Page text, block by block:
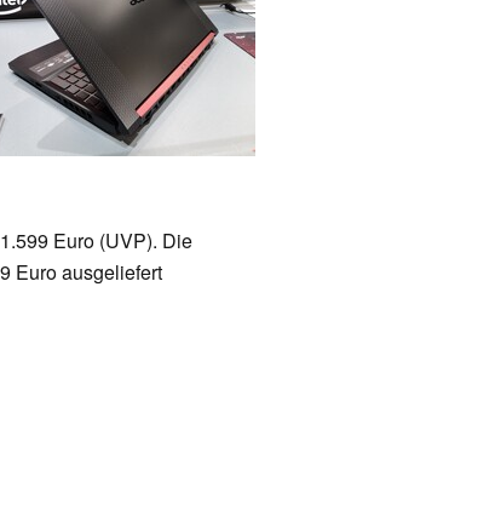
Euro (UVP). Die
Euro ausgeliefert